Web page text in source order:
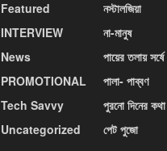
Featured
INTERVIEW
News
PROMOTIONAL
Tech Savvy
Uncategorized
নস্টালজিয়া
না-মানুষ
পায়ের তলায় সর্ষে
পালা- পাব্বণ
পুরনো দিনের কথা
পেট পুজো